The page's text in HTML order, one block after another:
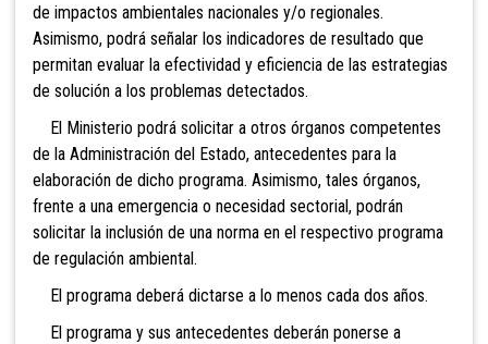
de impactos ambientales nacionales y/o regionales.
Asimismo, podrá señalar los indicadores de resultado que
permitan evaluar la efectividad y eficiencia de las estrategias
de solución a los problemas detectados.
El Ministerio podrá solicitar a otros órganos competentes
de la Administración del Estado, antecedentes para la
elaboración de dicho programa. Asimismo, tales órganos,
frente a una emergencia o necesidad sectorial, podrán
solicitar la inclusión de una norma en el respectivo programa
de regulación ambiental.
El programa deberá dictarse a lo menos cada dos años.
El programa y sus antecedentes deberán ponerse a